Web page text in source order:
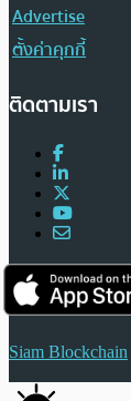
Advertise
ตั้งค่าคุกกี้
ติดตามเรา
Siam Blockchain